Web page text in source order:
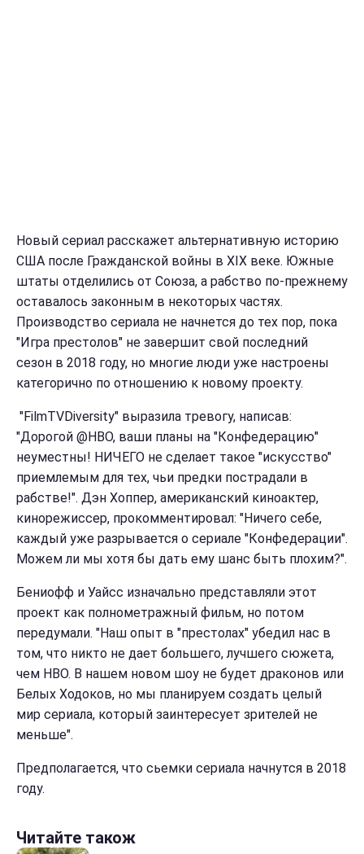
Новый сериал расскажет альтернативную историю
США после Гражданской войны в XIX веке. Южные
штаты отделились от Союза, а рабство по-прежнему
оставалось законным в некоторых частях.
Производство сериала не начнется до тех пор, пока
"Игра престолов" не завершит свой последний
сезон в 2018 году, но многие люди уже настроены
категорично по отношению к новому проекту.
"FilmTVDiversity" выразила тревогу, написав:
"Дорогой @HBO, ваши планы на "Конфедерацию"
неуместны! НИЧЕГО не сделает такое "искусство"
приемлемым для тех, чьи предки пострадали в
рабстве!". Дэн Хоппер, американский киноактер,
кинорежиссер, прокомментировал: "Ничего себе,
каждый уже разрывается о сериале "Конфедерации".
Можем ли мы хотя бы дать ему шанс быть плохим?".
Бениофф и Уайсс изначально представляли этот
проект как полнометражный фильм, но потом
передумали. "Наш опыт в "престолах" убедил нас в
том, что никто не дает большего, лучшего сюжета,
чем HBO. В нашем новом шоу не будет драконов или
Белых Ходоков, но мы планируем создать целый
мир сериала, который заинтересует зрителей не
меньше".
Предполагается, что сьемки сериала начнутся в 2018
году.
Читайте також